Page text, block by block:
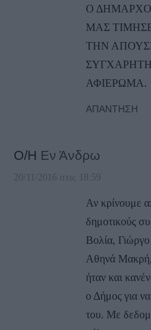
Ο
ΜΑΣ
ΤΗΝ
ΑΦΙΕΡΩΜΑ.
ΑΠΆΝΤΗΣΗ
Ο/Η Εν Άνδρω
20/11/2016 στις 18:59
Αν κρίνουμε
δημοτικούς
Βολία,
Αθηνά
ήταν και
ο Δήμος για
του. Με